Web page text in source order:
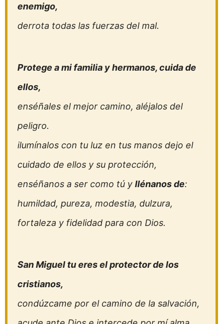
enemigo,
derrota todas las fuerzas del mal.
Protege a mi familia y hermanos, cuida de
ellos,
enséñales el mejor camino, aléjalos del
peligro.
ilumínalos con tu luz en tus manos dejo el
cuidado de ellos y su protección,
enséñanos a ser como tú y llénanos de:
humildad, pureza, modestia, dulzura,
fortaleza y fidelidad para con Dios.
San Miguel tu eres el protector de los
cristianos,
condúzcame por el camino de la salvación,